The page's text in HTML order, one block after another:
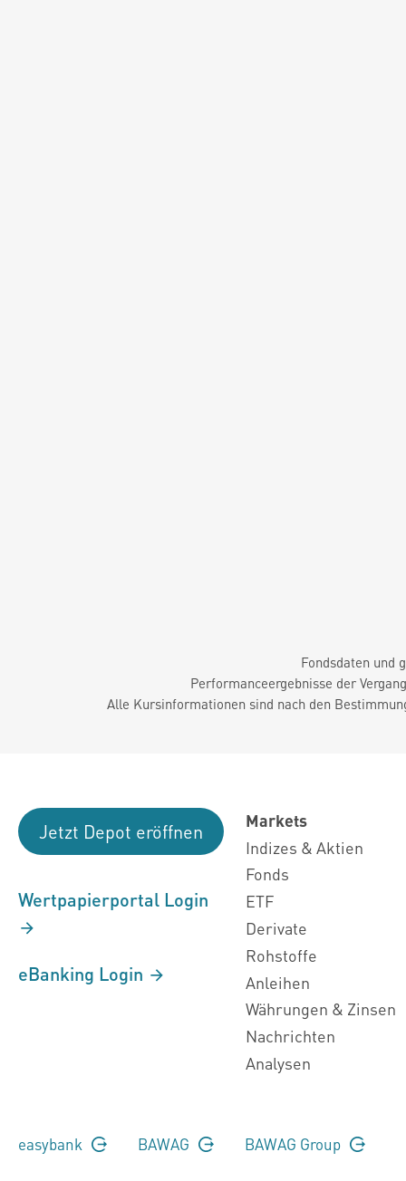
Fondsdaten und
Performanceergebnisse der
Alle Kursinformationen sind nach den
Jetzt Depot eröffnen
Wertpapierportal Login
eBanking Login
Markets
Indizes & Aktien
Fonds
ETF
Derivate
Rohstoffe
Anleihen
Währungen & Zinsen
Nachrichten
Analysen
easybank BAWAG BAWAG Group